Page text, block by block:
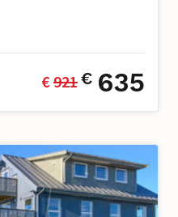
€ 921€ 635